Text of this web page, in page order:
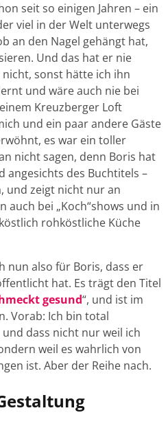
seit so einigen Jahren – ein
viel in der Welt unterwegs
an den Nagel gehängt hat,
Und das hat er nie
sonst hätte ich ihn
und wäre auch nie bei
Kreuzberger Loft
und ein paar andere Gäste
es war ein toller
nicht sagen, denn Boris hat
angesichts des Buchtitels –
und zeigt nicht nur an
auch bei „Koch“shows und in
rohköstliche Küche
nun also für Boris, dass er
hat. Es trägt den Titel
gesund“, und ist im
Vorab: Ich bin total
dass nicht nur weil ich
weil es wahrlich von
ist. Aber der Reihe nach.